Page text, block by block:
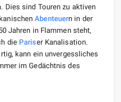
Dies sind Touren zu aktiven
Abenteuern in der
Jahren in Flammen steht,
die Pariser Kanalisation.
kann ein unvergessliches
im Gedächtnis des